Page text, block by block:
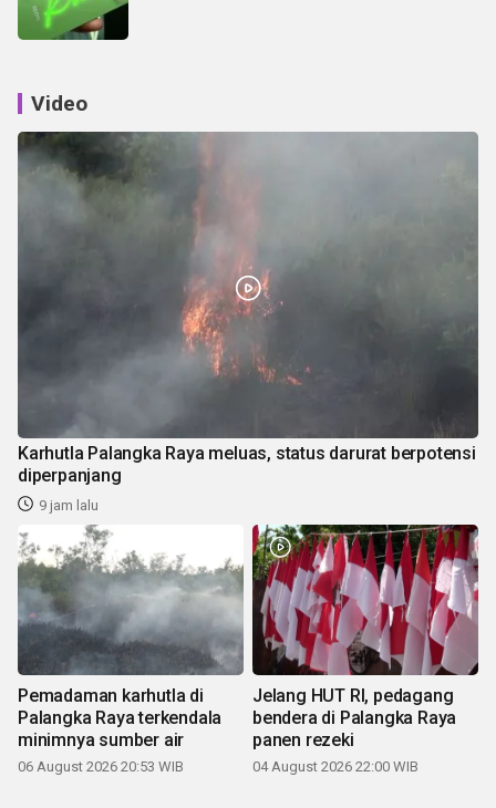
Video
Karhutla Palangka Raya meluas, status darurat berpotensi
diperpanjang
9 jam lalu
Pemadaman karhutla di
Palangka Raya terkendala
minimnya sumber air
06 August 2026 20:53 WIB
Jelang HUT RI, pedagang
bendera di Palangka Raya
panen rezeki
04 August 2026 22:00 WIB